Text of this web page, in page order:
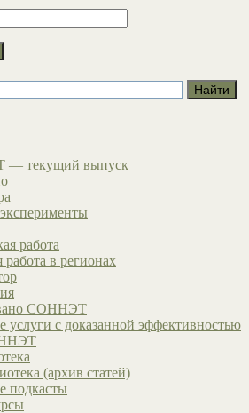
текущий выпуск
работа
в регионах
СОННЭТ
услуги с доказанной эффективностью
(архив статей)
подкасты